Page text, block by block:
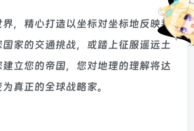
，精心打造以坐标对坐标地反映我
家的交通挑战，或踏上征服遥远土
立您的帝国，您对地理的理解将达
真正的全球战略家。